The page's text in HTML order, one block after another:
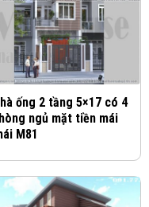
ống 2 tầng 5×17 có 4
ngủ mặt tiền mái
M81